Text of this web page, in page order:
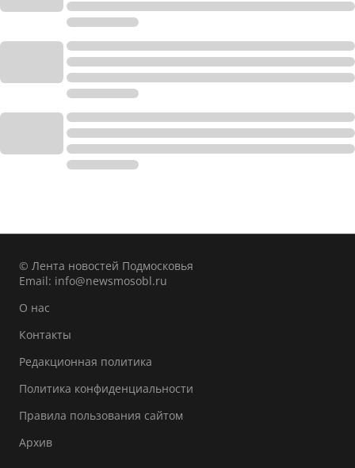
© Лента новостей Подмосковья
Email: info@newsmosobl.ru
О нас
Контакты
Редакционная политика
Политика конфиденциальности
Правила пользования сайтом
Архив